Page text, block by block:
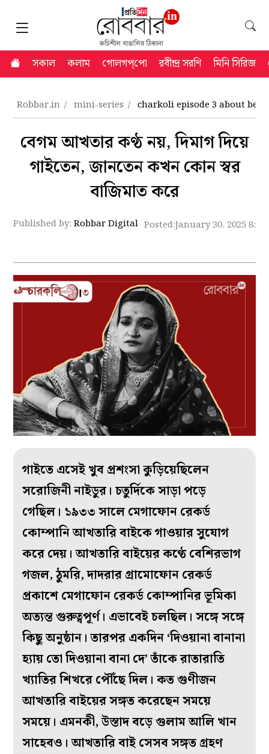
সকাল কলাম গোলগপ্‌পো রবীন্দ্র সরণি মিনি সিরিজ
Robbar.in mini-series charkoli episode 3 about
বেগম আখতার কণ্ঠ নয়, দিমাগ দিয়ে
গাইতেন, জানতেন কখন কোন স্বর
বাজিমাত করে
Published by:Robbar Digital Posted:January 30, 2025
গাইতে এসেই খুব প্রশংসা কুড়িয়েছিলেন
সরোজিনী নাইডুর। চতুর্দিকে সাড়া পড়ে
গেছিল। ১৯৩৩ সালে মেগাফোন রেকর্ড
কোম্পানি আখতারি বাইকে গাওয়ার সুযোগ
করে দেয়। আখতারি বাইয়ের কণ্ঠে বেশিরভাগ
গজল, ঠুমরি, দাদরার গ্রামোফোন রেকর্ড
প্রকাশে মেগাফোন রেকর্ড কোম্পানির ভূমিকা
অত্যন্ত গুরুত্বপূর্ণ। এভাবেই চলছিল। সঙ্গে সঙ্গে
কিছু অনুষ্ঠান। তারপর একদিন ‘দিওয়ানা বানানা
হ্যায় তো দিওয়ানা বানা দে’ তাঁকে রাতারাতি
খ্যাতির শিখরে পৌঁছে দিল। কত গুণীজন
আখতারি বাইয়ের সঙ্গত করেছেন সময়ে
সময়ে। এমনকী, উস্তাদ বড়ে গুলাম আলি খান
সাহেবও। আখতারি বাই সেসব সঙ্গত গ্রহণ